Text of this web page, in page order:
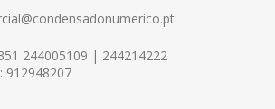
244005109 | 244214222
912948207